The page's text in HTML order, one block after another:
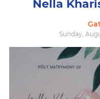
Nella
Sunday,